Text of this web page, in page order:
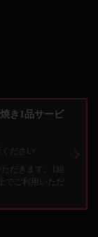
き1品サービ
ださい
だきます。1組
でご利用いただ